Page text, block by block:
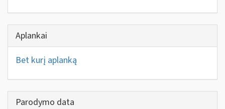
Aplankai
Bet kurį aplanką
Parodymo data